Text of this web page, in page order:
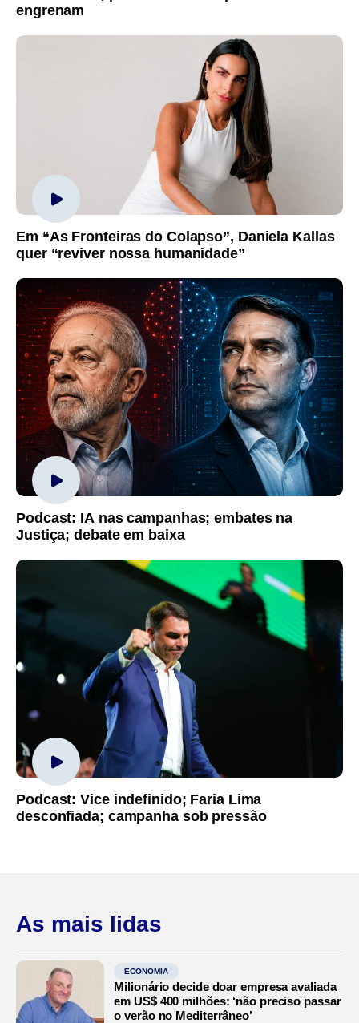
engrenam
Em “As Fronteiras do Colapso”, Daniela Kallas
quer “reviver nossa humanidade”
Podcast: IA nas campanhas; embates na
Justiça; debate em baixa
Podcast: Vice indefinido; Faria Lima
desconfiada; campanha sob pressão
As mais lidas
ECONOMIA
Milionário decide doar empresa avaliada
em US$ 400 milhões: ‘não preciso passar
o verão no Mediterrâneo’